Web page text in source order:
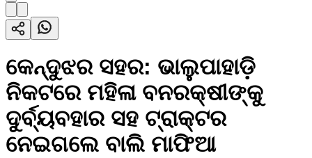
କେନ୍ଦୁଝର ସହର: ଭାଲୁପାହାଡ଼ି
ନିକଟରେ ମହିଳା ବନରକ୍ଷୀଙ୍କୁ
ଦୁର୍ବ୍ୟବହାର ସହ ଟ୍ରାକ୍ଟର
ନେଇଗଲେ ବାଲି ମାଫିଆ